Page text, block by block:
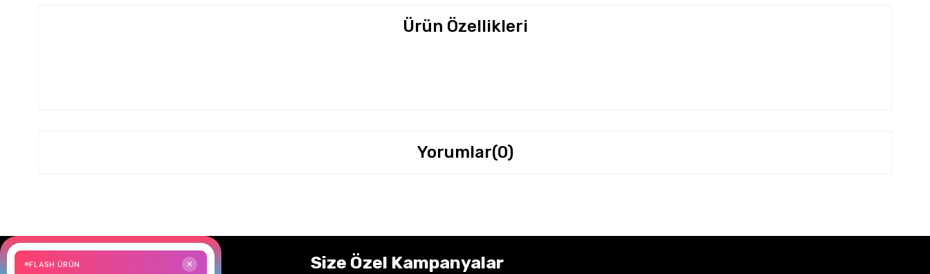
Ürün Özellikleri
Yorumlar(0)
Size Özel Kampanyalar
FLASH ÜRÜN ✕